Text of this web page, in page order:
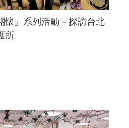
懷」系列活動－探訪台北
所